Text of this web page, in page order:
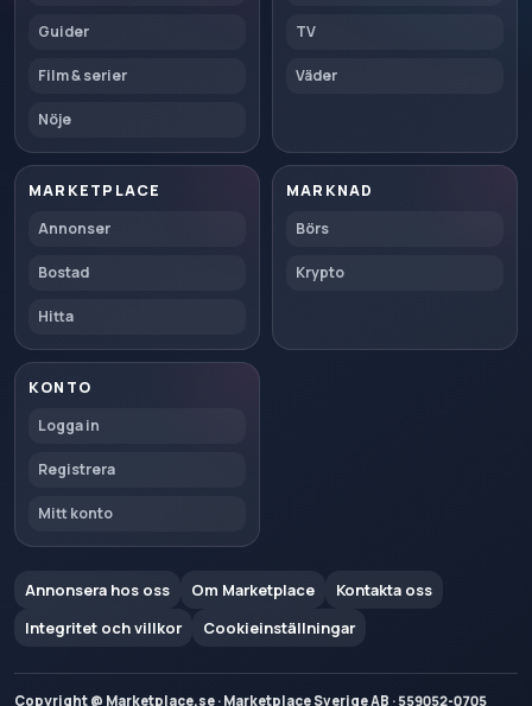
Guider
Film & serier
Nöje
TV
Väder
MARKETPLACE
Annonser
Bostad
Hitta
MARKNAD
Börs
Krypto
KONTO
Logga in
Registrera
Mitt konto
Annonsera hos oss Om Marketplace
Kontakta oss
Integritet och villkor
Cookieinställningar
Copyright @ Marketplace.se · Marketplace Sverige AB · 559052-0705